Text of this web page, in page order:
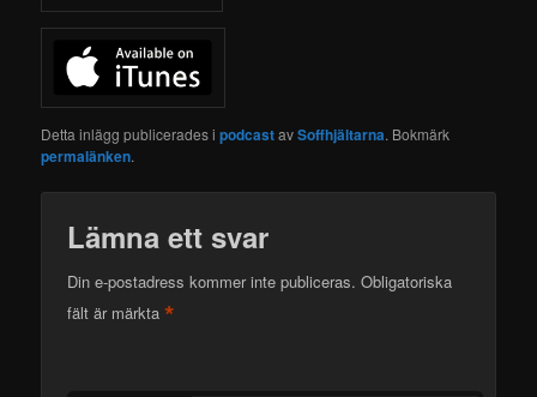
Detta inlägg publicerades ipodcastavSoffhjältarna. Bokmärk
permalänken.
Lämna ett svar
Din e-postadress kommer inte publiceras. Obligatoriska
fält är märkta*